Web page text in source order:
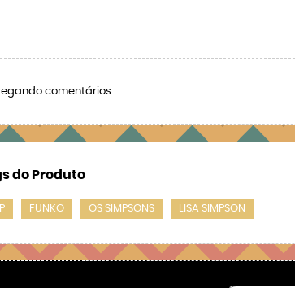
comentários ...
do Produto
FUNKO OS SIMPSONS LISA SIMPSON